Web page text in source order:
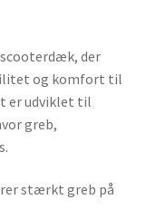
der
og komfort til
er udviklet til
greb,
stærkt greb på